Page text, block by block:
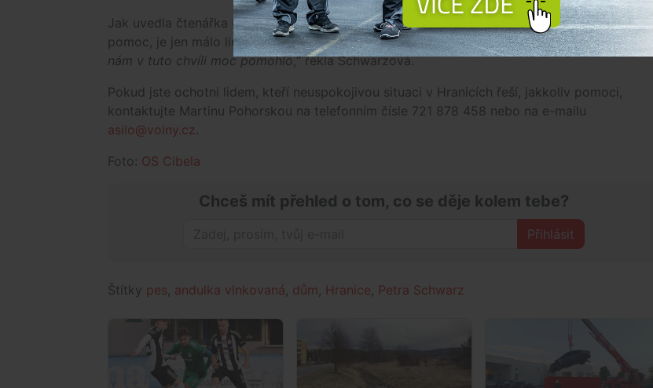
Jak uvedla čtenářka Petra Schwarzová, která Budějckou Drbnu kontaktovala s prosbou o
pomoc, je jen málo lidí, kteří jsou ochotni vzít si pejsky alespoň do částečné péče.„To by
nám v tuto chvíli moc pomohlo,“ řekla Schwarzová.
Pokud jste ochotni lidem, kteří neuspokojivou situaci v Hranicích řeší, jakkoliv pomoci,
kontaktujte Martinu Pohorskou na telefonním čísle 721 878 458 nebo na e-mailu
asilo@volny.cz .
Foto: OS Cibela
Chceš mít přehled o tom, co se děje kolem tebe?
Přihlásit
Štítky pes andulka vlnkovaná dům Hranice Petra Schwarz